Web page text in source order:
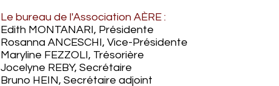
Le bureau de l'Association AÈRE :
Edith MONTANARI, Présidente
Rosanna ANCESCHI, Vice-Présidente
Maryline FEZZOLI, Trésorière
Jocelyne REBY, Secrétaire
Bruno HEIN, Secrétaire adjoint